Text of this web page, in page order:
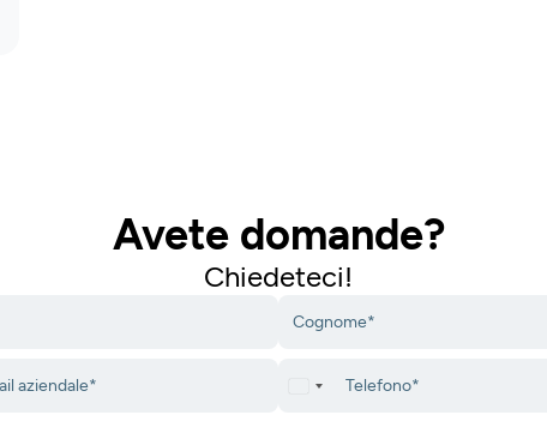
Avete domande?
Chiedeteci!